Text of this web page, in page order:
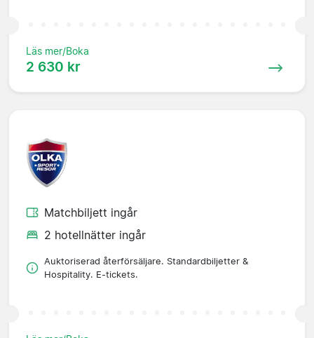
Läs mer/Boka
2 630 kr
Matchbiljett ingår
2 hotellnätter ingår
Auktoriserad återförsäljare. Standardbiljetter &
Hospitality. E-tickets.